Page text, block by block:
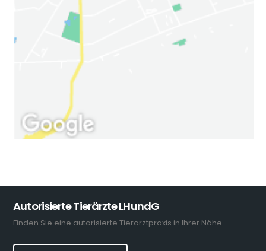
Autorisierte Tierärzte LHundG
Finden Sie eine autorisierte Tierarztpraxis in Ihrer Nähe.